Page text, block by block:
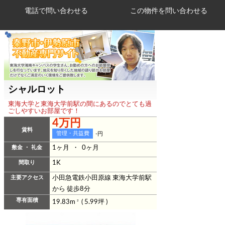
電話で問い合わせる
シャルロット
東海大学と東海大学前駅の間にあるのでとても過
ごしやすいお部屋です！
賃料
4万円
管理・共益費 -円
敷金 ・ 礼金 1ヶ月 ・ 0ヶ月
間取り 1K
主要アクセス
小田急電鉄小田原線 東海大学前駅
から 徒歩8分
専有面積 19.83m2 ( 5.99坪 )